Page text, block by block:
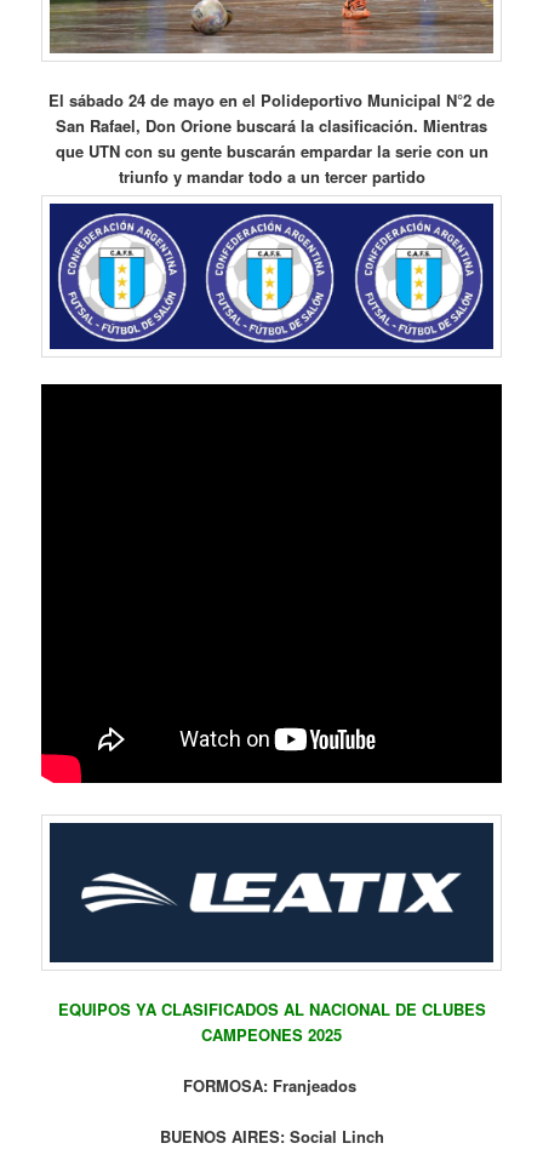
El sábado 24 de mayo en el Polideportivo Municipal N°2 de
San Rafael, Don Orione buscará la clasificación. Mientras
que UTN con su gente buscarán empardar la serie con un
triunfo y mandar todo a un tercer partido
EQUIPOS YA CLASIFICADOS AL NACIONAL DE CLUBES
CAMPEONES 2025
FORMOSA: Franjeados
BUENOS AIRES: Social Linch